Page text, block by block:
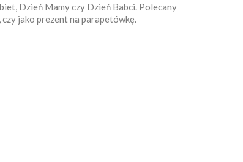
Dzień Mamy czy Dzień Babci. Polecany
jako prezent na parapetówkę.